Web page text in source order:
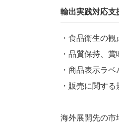
輸出実践対応支
・食品衛生の
・品質保持、
・商品表示ラ
・販売に関す
海外展開先の市